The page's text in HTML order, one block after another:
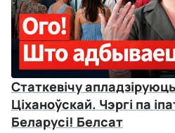
Статкевічу
Ціханоўскай. Чэргі па
Беларусі! Белсат